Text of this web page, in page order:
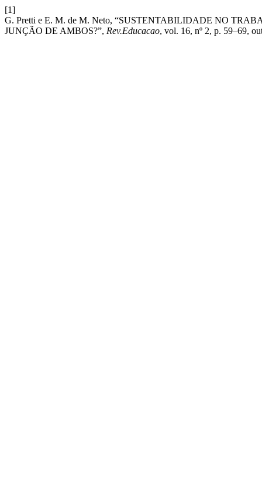
[1]
G. Pretti e E. M. de M. Neto, “SUSTENTABILIDADE NO
JUNÇÃO DE AMBOS?”, Rev.Educacao, vol. 16, nº 2, p. 59–69,